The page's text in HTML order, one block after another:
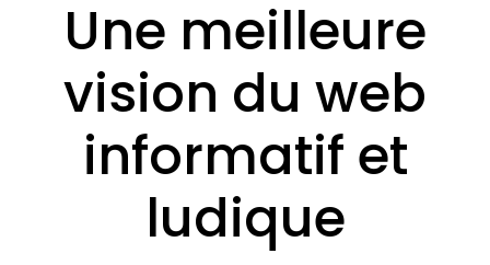
Une meilleure
vision du web
informatif et
ludique